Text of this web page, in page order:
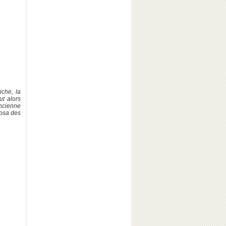
la
alors
des